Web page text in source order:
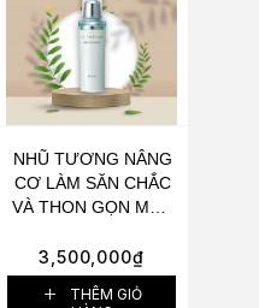
NHŨ TƯƠNG NÂNG
CƠ LÀM SĂN CHẮC
VÀ THON GỌN MẶT,
KOSÉ PRÉDIA SPA
DES GRANDS
MOISTURIZER
3,500,000₫
THÊM GIỎ